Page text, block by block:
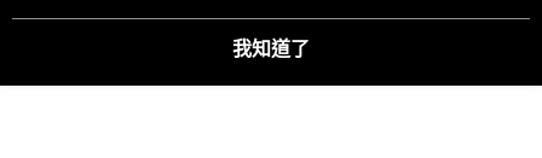
我知道了